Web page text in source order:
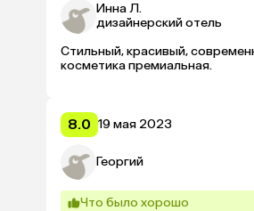
Инна Л.
дизайнерский отель
Стильный, красивый,
8.0 19 мая 2023
Георгий
Что было хорошо